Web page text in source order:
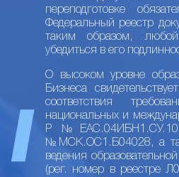
переподготовке
Федеральный реестр
таким образом, любой
убедиться в его
О высоком уровне
Бизнеса
соответствия
национальных и
Р
№МСК.ОС1.Б04028, а
ведения
(рег. номер в реестре